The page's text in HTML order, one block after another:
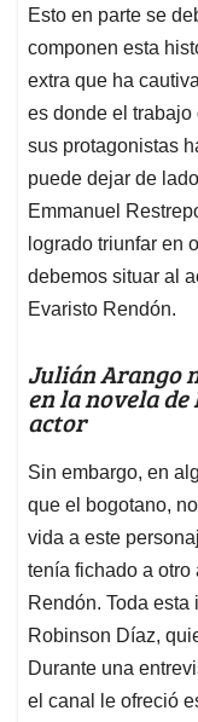
p
p
o
k
I
n
Esto en parte se
componen esta
extra que ha
es donde el trabajo
sus protagonistas
puede dejar de
Emmanuel
logrado triunfar en
debemos situar al
Evaristo Rendón.
Julián Arango
en la novela
actor
Sin embargo, en
que el bogotano,
vida a este
tenía fichado a otro
Rendón. Toda
Robinson Díaz,
Durante una
el canal le ofreció